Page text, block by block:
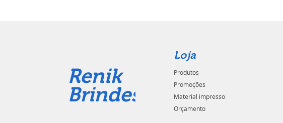
Renik
Brindes
Loja
Produtos
Promoções
Material impresso
Orçamento